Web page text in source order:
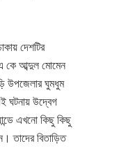
দেশটির
কে আব্দুল মোমেন
উপজেলার ঘুমধুম
ঘটনায় উদ্বেগ
এখনো কিছু কিছু
তাদের বিতাড়িত